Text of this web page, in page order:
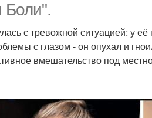
Боли".
с тревожной ситуацией: у
с глазом - он опухал и
вмешательство под